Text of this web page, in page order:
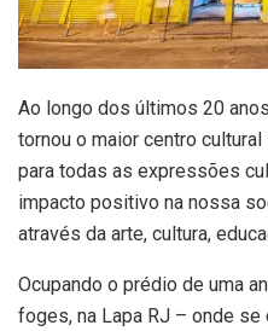
Ao longo dos últimos 20
tornou o maior centro
para todas as expressões
impacto positivo na nossa
através da arte, cultura,
Ocupando o prédio de uma
foges, na Lapa RJ – onde